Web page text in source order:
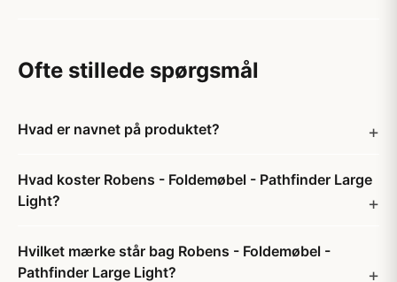
Ofte stillede spørgsmål
Hvad er navnet på produktet?
Hvad koster Robens - Foldemøbel - Pathfinder Large
Light?
Hvilket mærke står bag Robens - Foldemøbel -
Pathfinder Large Light?